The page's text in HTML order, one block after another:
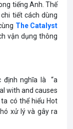
tiếng Anh. Thế
tiết cách dùng
The Catalyst
vận dụng thông
định nghĩa là “a
with and causes
có thể hiểu Hot
xử lý và gây ra